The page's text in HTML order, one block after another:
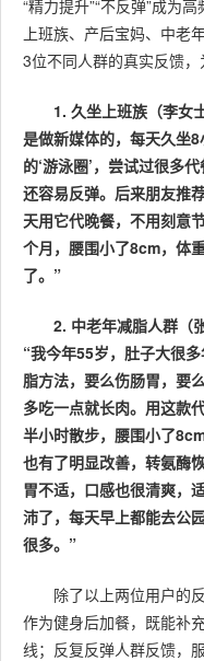
“精力提升”“不反弹”成为
上班族、产后宝妈、中老
3位不同人群的真实反馈，
1. 久坐上班族（李女
是做新媒体的，每天久坐
的‘游泳圈’，尝试过很多
还容易反弹。后来朋友推
天用它代晚餐，不用刻意
个月，腰围小了8cm，体
了。”
2. 中老年减脂人群（
“我今年55岁，肚子大很
脂方法，要么伤肠胃，要
多吃一点就长肉。用这款
半小时散步，腰围小了
也有了明显改善，转氨酶
胃不适，口感也很清爽，
沛了，每天早上都能去公
很多。”
除了以上两位用户的
作为健身后加餐，既能补
线；反复反弹人群反馈，